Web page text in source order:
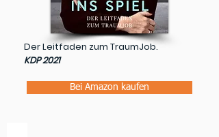
Der Leitfaden zum TraumJob.
KDP 2021
Bei Amazon kaufen